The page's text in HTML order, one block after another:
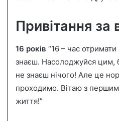
Привітання за
16 років “16 – час
знаєш. Насолоджуйся цим,
не знаєш нічого! Але це
проходимо. Вітаю з
життя!”